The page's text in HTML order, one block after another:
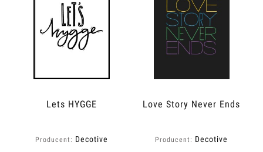
Lets HYGGE
Producent: Decotive
Love Story Never Ends
Producent: Decotive